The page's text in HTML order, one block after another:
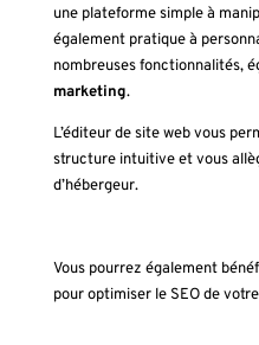
une plateforme simple à
également pratique à
nombreuses fonctionnalités,
marketing.
L’éditeur de site web vous
structure intuitive et vous
d’hébergeur.
Vous pourrez également
pour optimiser le SEO de